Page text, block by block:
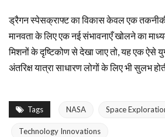
ड्रैगन स्पेसक्राफ्ट का विकास केवल एक
मानवता के लिए एक नई संभावनाएँ खोलने का
मिशनों के दृष्टिकोण से देखा जाए तो, यह एक ऐसे
अंतरिक्ष यात्रा साधारण लोगों के लिए भी सुलभ
Tags NASA Space
Technology Innovations